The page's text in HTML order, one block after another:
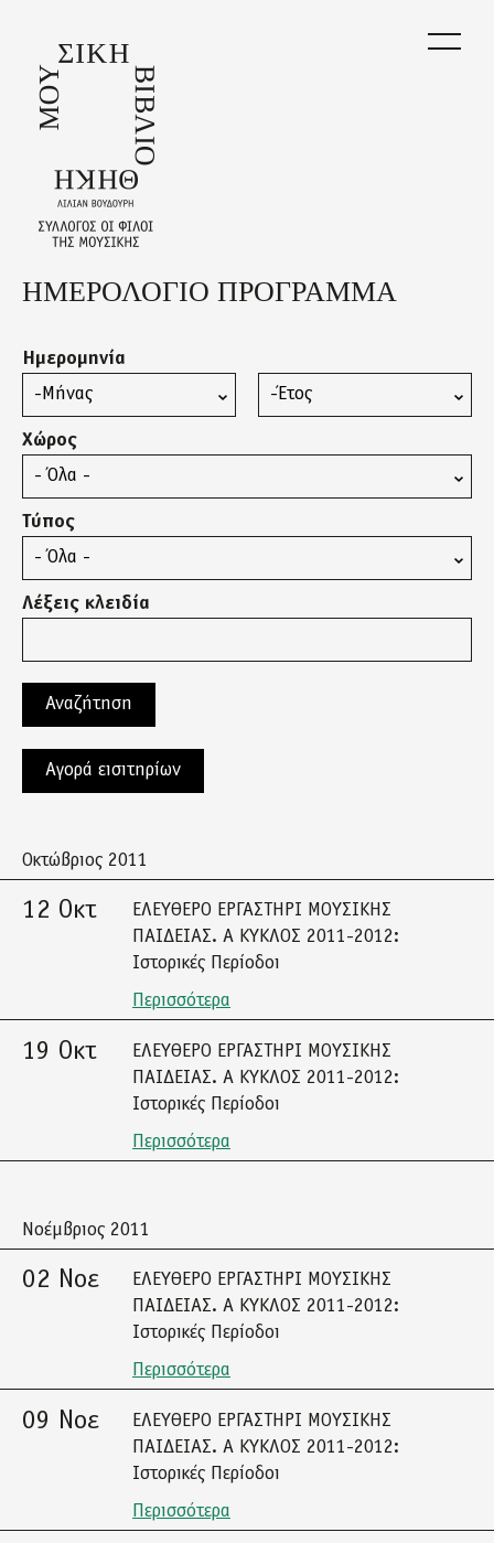
main
content
Back
ΗΜΕΡΟΛΟΓΙΟ ΠΡΟΓΡΑΜΜΑ
Ημερομηνία
Μήνας
Έτος
Χώρος
Τύπος
Λέξεις κλειδία
Αγορά εισιτηρίων
Οκτώβριος 2011
12 Οκτ
ΕΛΕΥΘΕΡΟ ΕΡΓΑΣΤΗΡΙ ΜΟΥΣΙΚΗΣ
ΠΑΙΔΕΙΑΣ. Α ΚΥΚΛΟΣ 2011-2012:
Ιστορικές Περίοδοι
Περισσότερα
19 Οκτ
ΕΛΕΥΘΕΡΟ ΕΡΓΑΣΤΗΡΙ ΜΟΥΣΙΚΗΣ
ΠΑΙΔΕΙΑΣ. Α ΚΥΚΛΟΣ 2011-2012:
Ιστορικές Περίοδοι
Περισσότερα
Νοέμβριος 2011
02 Νοε
ΕΛΕΥΘΕΡΟ ΕΡΓΑΣΤΗΡΙ ΜΟΥΣΙΚΗΣ
ΠΑΙΔΕΙΑΣ. Α ΚΥΚΛΟΣ 2011-2012:
Ιστορικές Περίοδοι
Περισσότερα
09 Νοε
ΕΛΕΥΘΕΡΟ ΕΡΓΑΣΤΗΡΙ ΜΟΥΣΙΚΗΣ
ΠΑΙΔΕΙΑΣ. Α ΚΥΚΛΟΣ 2011-2012:
Ιστορικές Περίοδοι
Περισσότερα